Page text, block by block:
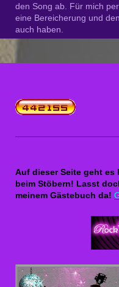
den Song ab. Für mich
eine Bereicherung und
auch haben.
Auf dieser Seite geht es
beim Stöbern! Lasst
meinem Gästebuch da!